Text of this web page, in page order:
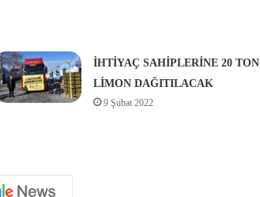
İHTİYAÇ SAHİPLERİNE 20 TON
LİMON DAĞITILACAK
9 Şubat 2022